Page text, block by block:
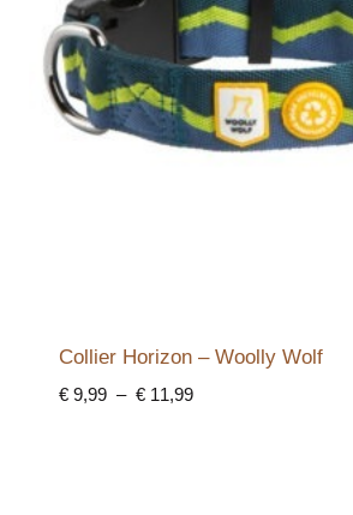
Collier Horizon – Woolly Wolf
€9,99 – €11,99Plage